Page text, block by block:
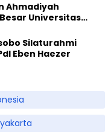
Ahmadiyah
Universitas
Silaturahmi
Eben Haezer